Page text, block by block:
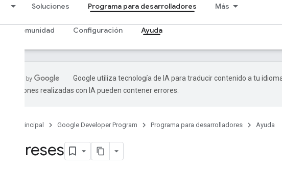
Soluciones Programa para desarrolladores Más
Mi comunidad Configuración Ayuda
Google utiliza tecnología de IA para traducir contenido a tu
traducciones realizadas con IA pueden contener errores.
Página principal Google Developer Program Programa para desarrolladores Ayuda
Intereses